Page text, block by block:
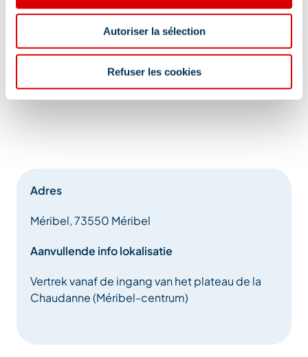
Autoriser la sélection
Refuser les cookies
Adres
Méribel, 73550 Méribel
Aanvullende info lokalisatie
Vertrek vanaf de ingang van het plateau de la
Chaudanne (Méribel-centrum)